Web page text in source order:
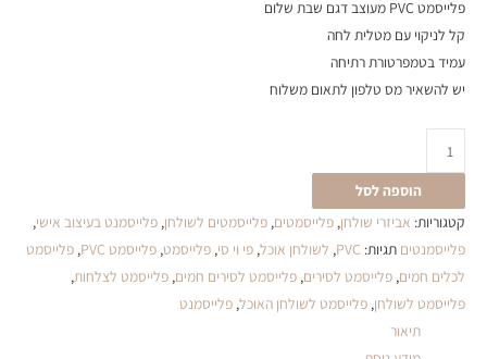
פלייסמט PVC מעוצב דגם שבת שלום
קל לניקוי עם מטלית לחה
עמיד בטמפרטורת רתיחה
יש להשאיר מס טלפון לתאום משלוח
הוספה לסל
קטגוריות: אביזרי שולחן, פלייסמטים, פלייסמטים לשולחן, פלייסמנט בעיצוב אישי,
פלייסמנטים תגיות: PVC
, לשולחן אוכל, פי וי סי, פלייסמט, פלייסמט PVC , פלייסמט
לכלים חמים, פלייסמט לסירים, פלייסמט לסירים חמים, פלייסמט לצלחות,
פלייסמט לשולחן, פלייסמט לשולחן האוכל, פלייסמנט
תיאור